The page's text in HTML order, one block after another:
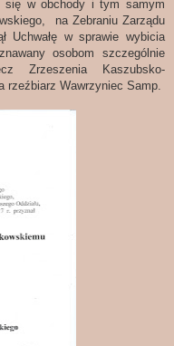
się w obchody i tym samym
na Zebraniu Zarządu
Uchwałę w sprawie wybicia
osobom szczególnie
Zrzeszenia Kaszubsko-
rzeźbiarz Wawrzyniec Samp.